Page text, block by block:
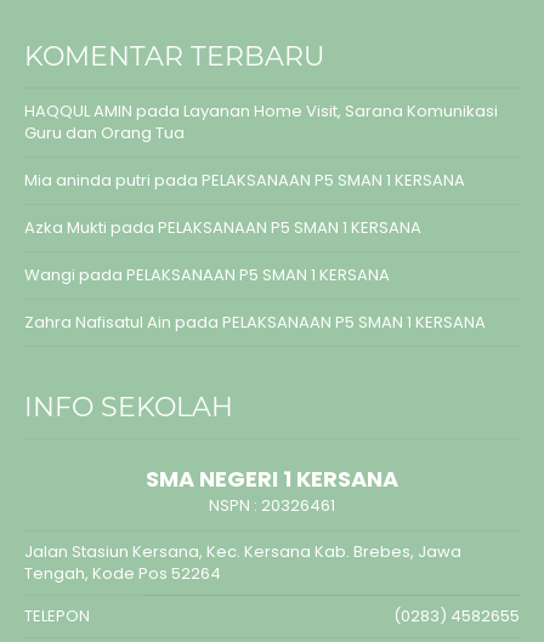
KOMENTAR TERBARU
HAQQUL AMIN pada Layanan Home Visit, Sarana Komunikasi
Guru dan Orang Tua
Mia aninda putri pada PELAKSANAAN P5 SMAN 1 KERSANA
Azka Mukti pada PELAKSANAAN P5 SMAN 1 KERSANA
Wangi pada PELAKSANAAN P5 SMAN 1 KERSANA
Zahra Nafisatul Ain pada PELAKSANAAN P5 SMAN 1 KERSANA
INFO SEKOLAH
SMA NEGERI 1 KERSANA
NSPN : 20326461
Jalan Stasiun Kersana, Kec. Kersana Kab. Brebes, Jawa
Tengah, Kode Pos 52264
TELEPON
(0283) 4582655